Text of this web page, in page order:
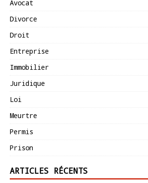
Avocat
Divorce
Droit
Entreprise
Immobilier
Juridique
Loi
Meurtre
Permis
Prison
ARTICLES RÉCENTS